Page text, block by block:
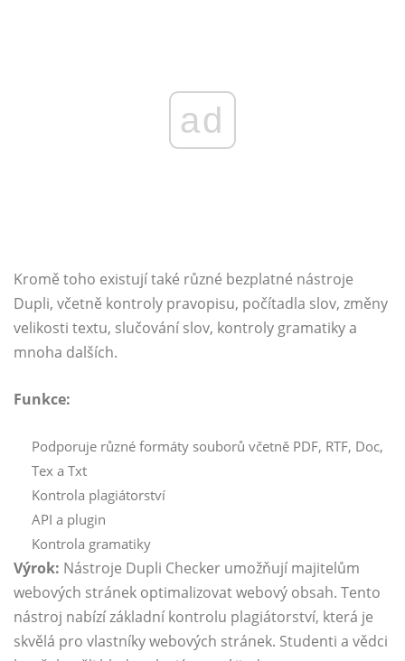
ad
Kromě toho existují také různé bezplatné nástroje
Dupli, včetně kontroly pravopisu, počítadla slov, změny
velikosti textu, slučování slov, kontroly gramatiky a
mnoha dalších.
Funkce:
Podporuje různé formáty souborů včetně PDF, RTF, Doc,
Tex a Txt
Kontrola plagiátorství
API a plugin
Kontrola gramatiky
Výrok: Nástroje Dupli Checker umožňují majitelům
webových stránek optimalizovat webový obsah. Tento
nástroj nabízí základní kontrolu plagiátorství, která je
skvělá pro vlastníky webových stránek. Studenti a vědci